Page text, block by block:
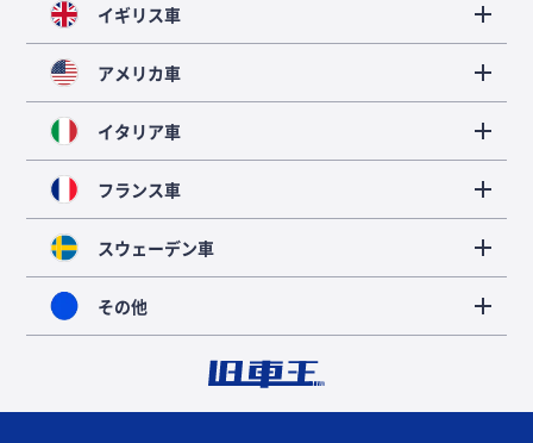
イギリス車
アメリカ車
イタリア車
フランス車
スウェーデン車
その他